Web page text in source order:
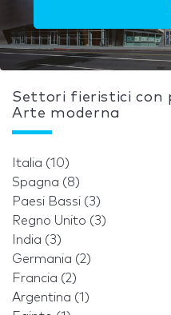
Settori fieristici con
Arte moderna
Italia (10)
Spagna (8)
Paesi Bassi (3)
Regno Unito (3)
India (3)
Germania (2)
Francia (2)
Argentina (1)